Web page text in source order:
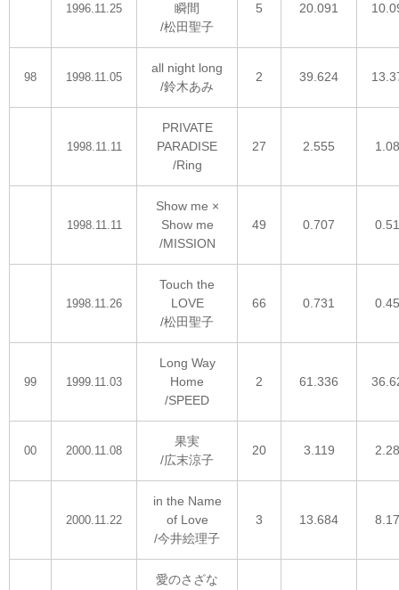
1996.11.25
瞬間
/松田聖子
5 20.091
98 1998.11.05
all night long
/鈴木あみ
2 39.624
1998.11.11
PRIVATE
PARADISE
/Ring
27 2.555
1998.11.11
Show me ×
Show me
/MISSION
49 0.707
1998.11.26
Touch the
LOVE
/松田聖子
66 0.731
99 1999.11.03
Long Way
Home
/SPEED
2 61.336
00 2000.11.08
果実
/広末涼子
20 3.119
2000.11.22
in the Name
of Love
/今井絵理子
3 13.684
愛のさざな